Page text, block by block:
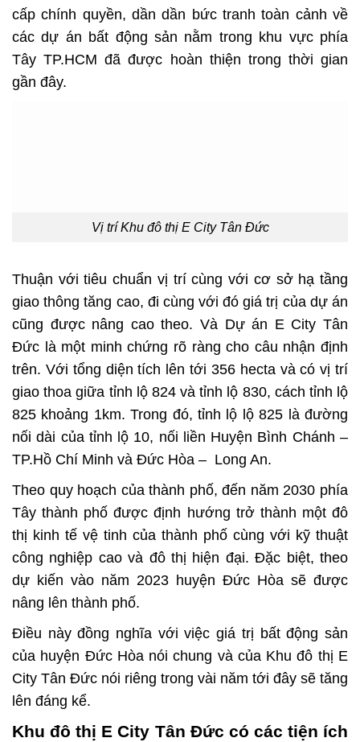
cấp chính quyền, dần dần bức tranh toàn cảnh về
các dự án bất động sản nằm trong khu vực phía
Tây TP.HCM đã được hoàn thiện trong thời gian
gần đây.
Vị trí Khu đô thị E City Tân Đức
Thuận với tiêu chuẩn vị trí cùng với cơ sở hạ tầng
giao thông tăng cao, đi cùng với đó giá trị của dự án
cũng được nâng cao theo. Và Dự án E City Tân
Đức là một minh chứng rõ ràng cho câu nhận định
trên. Với tổng diện tích lên tới 356 hecta và có vị trí
giao thoa giữa tỉnh lộ 824 và tỉnh lộ 830, cách tỉnh lộ
825 khoảng 1km. Trong đó, tỉnh lộ lộ 825 là đường
nối dài của tỉnh lộ 10, nối liền Huyện Bình Chánh –
TP.Hồ Chí Minh và Đức Hòa – Long An.
Theo quy hoạch của thành phố, đến năm 2030 phía
Tây thành phố được định hướng trở thành một đô
thị kinh tế vệ tinh của thành phố cùng với kỹ thuật
công nghiệp cao và đô thị hiện đại. Đặc biệt, theo
dự kiến vào năm 2023 huyện Đức Hòa sẽ được
nâng lên thành phố.
Điều này đồng nghĩa với việc giá trị bất động sản
của huyện Đức Hòa nói chung và củaKhu đô thị E
City Tân Đức nói riêng trong vài năm tới đây sẽ tăng
lên đáng kể.
Khu đô thị E City Tân Đức có các tiện ích